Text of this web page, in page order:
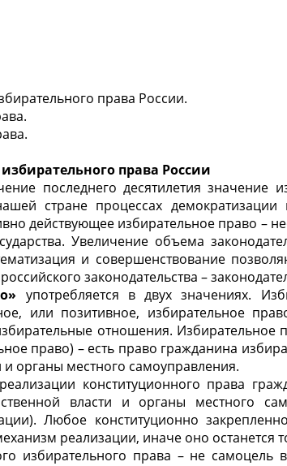
права России.
права России
последнего десятилетия значение
стране процессах демократизации
действующее избирательное право –
Увеличение объема
и совершенствование
законодательства –
употребляется в двух значениях.
или позитивное, избирательное
отношения. Избирательное
право) – есть право гражданина
и органы местного самоуправления.
конституционного права
власти и органы местного
Любое конституционно
реализации, иначе оно останется
избирательного права – не